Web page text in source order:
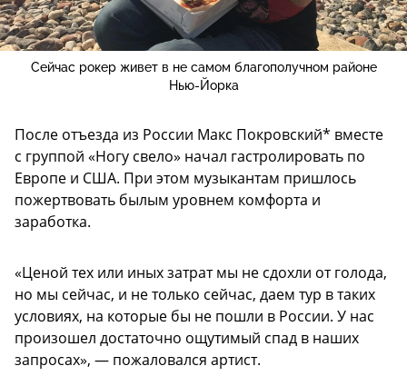
Сейчас рокер живет в не самом благополучном районе
Нью-Йорка
После отъезда из России Макс Покровский* вместе
с группой «Ногу свело» начал гастролировать по
Европе и США. При этом музыкантам пришлось
пожертвовать былым уровнем комфорта и
заработка.
«Ценой тех или иных затрат мы не сдохли от голода,
но мы сейчас, и не только сейчас, даем тур в таких
условиях, на которые бы не пошли в России. У нас
произошел достаточно ощутимый спад в наших
запросах», — пожаловался артист.